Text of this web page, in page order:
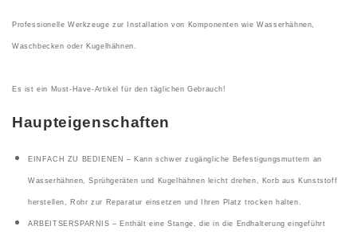
Professionelle Werkzeuge zur Installation von Komponenten wie Wasserhähnen,
Waschbecken oder Kugelhähnen.
Es ist ein Must-Have-Artikel für den täglichen Gebrauch!
Haupteigenschaften
EINFACH ZU BEDIENEN – Kann schwer zugängliche Befestigungsmuttern an
Wasserhähnen, Sprühgeräten und Kugelhähnen leicht drehen, Korb aus Kunststoff
herstellen, Rohr zur Reparatur einsetzen und Ihren Platz trocken halten.
ARBEITSERSPARNIS – Enthält eine Stange, die in die Endhalterung eingeführt